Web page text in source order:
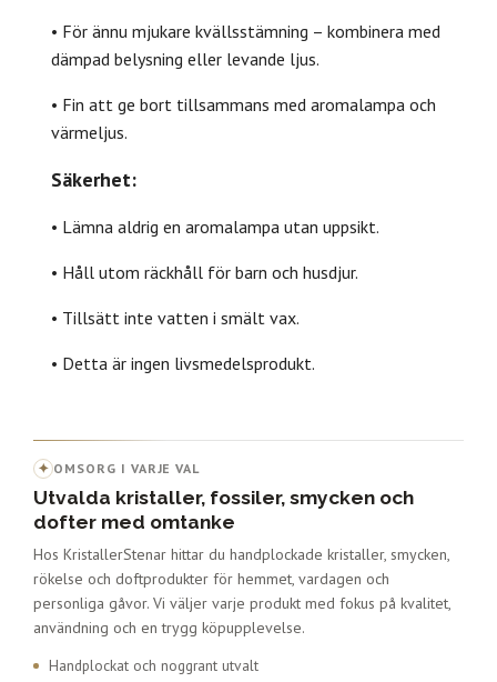
• För ännu mjukare kvällsstämning – kombinera med
dämpad belysning eller levande ljus.
• Fin att ge bort tillsammans med aromalampa och
värmeljus.
Säkerhet:
• Lämna aldrig en aromalampa utan uppsikt.
• Håll utom räckhåll för barn och husdjur.
• Tillsätt inte vatten i smält vax.
• Detta är ingen livsmedelsprodukt.
✦ OMSORG I VARJE VAL
Utvalda kristaller, fossiler, smycken och
dofter med omtanke
Hos KristallerStenar hittar du handplockade kristaller, smycken,
rökelse och doftprodukter för hemmet, vardagen och
personliga gåvor. Vi väljer varje produkt med fokus på kvalitet,
användning och en trygg köpupplevelse.
Handplockat och noggrant utvalt